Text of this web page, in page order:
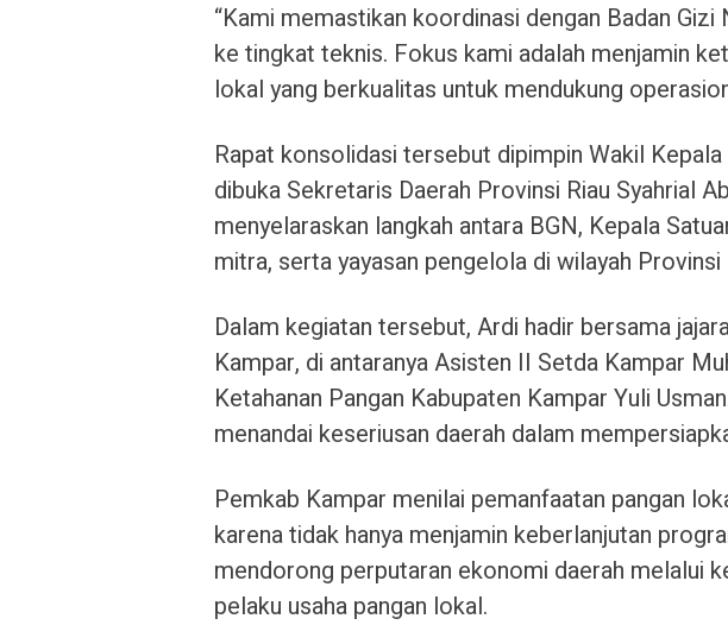
“Kami memastikan koordinasi dengan Badan
ke tingkat teknis. Fokus kami adalah menjamin
lokal yang berkualitas untuk mendukung
Rapat konsolidasi tersebut dipimpin Wakil Kepala
dibuka Sekretaris Daerah Provinsi Riau Syahrial
menyelaraskan langkah antara BGN, Kepala
mitra, serta yayasan pengelola di wilayah Provinsi
Dalam kegiatan tersebut, Ardi hadir bersama
Kampar, di antaranya Asisten II Setda Kampar
Ketahanan Pangan Kabupaten Kampar Yuli
menandai keseriusan daerah dalam
Pemkab Kampar menilai pemanfaatan pangan
karena tidak hanya menjamin keberlanjutan
mendorong perputaran ekonomi daerah melalui
pelaku usaha pangan lokal.